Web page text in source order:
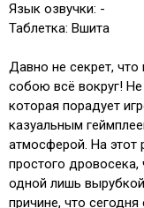
Язык озвучки: -
Таблетка: Вшита
Давно не секрет,
собою всё вокруг!
которая порадует
казуальным
атмосферой. На этот
простого дровосека,
одной лишь
причине, что